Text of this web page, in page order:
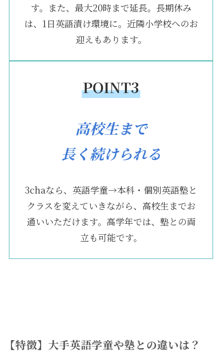
す。また、最大20時まで延長。長期休み
は、1日英語漬け環境に。近隣小学校へのお
迎えもあります。
POINT3
高校生まで
長く続けられる
3chaなら、英語学童→本科・個別英語塾と
クラスを変えていきながら、高校生までお
通いいただけます。高学年では、塾との両
立も可能です。
【特徴】大手英語学童や塾との違いは？